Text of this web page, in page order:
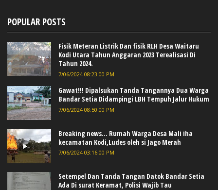
POPULAR POSTS
Fisik Meteran Listrik Dan fisik RLH Desa Waitaru
Kodi Utara Tahun Anggaran 2023 Terealisasi Di
Tahun 2024.
7/06/2024 08:23:00 PM
Gawat!!! Dipalsukan Tanda Tangannya Dua Warga
Bandar Setia Didampingi LBH Tempuh Jalur Hukum
7/06/2024 08:50:00 PM
Breaking news... Rumah Warga Desa Mali iha
kecamatan Kodi,Ludes oleh si Jago Merah
7/06/2024 03:16:00 PM
Setempel Dan Tanda Tangan Datok Bandar Setia
Ada Di surat Keramat, Polisi Wajib Tau